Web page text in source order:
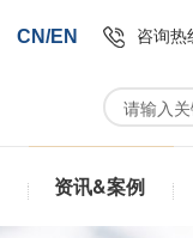
CN/EN 咨询热
资讯&案例